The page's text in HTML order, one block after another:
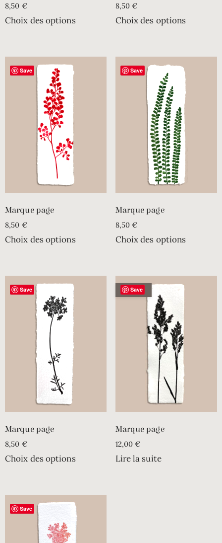
8,50 €
Choix des options
8,50€
Choix des options
Save
Marque page
8,50 €
Choix des options
Save
Marque page
8,50€
Choix des options
Save
Marque page
8,50 €
Choix des options
Save
Marque page
12,00€
ÉPUISÉ
Lire la suite
Save